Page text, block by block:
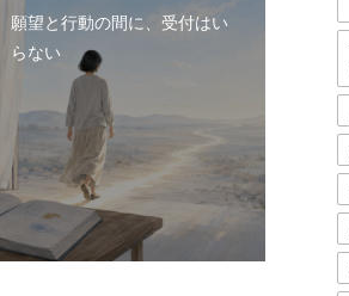
願望と行動の間に、受付はい
らない